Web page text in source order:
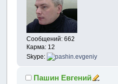
Сообщений: 662
Карма: 12
Skype:
Пашин Евгений